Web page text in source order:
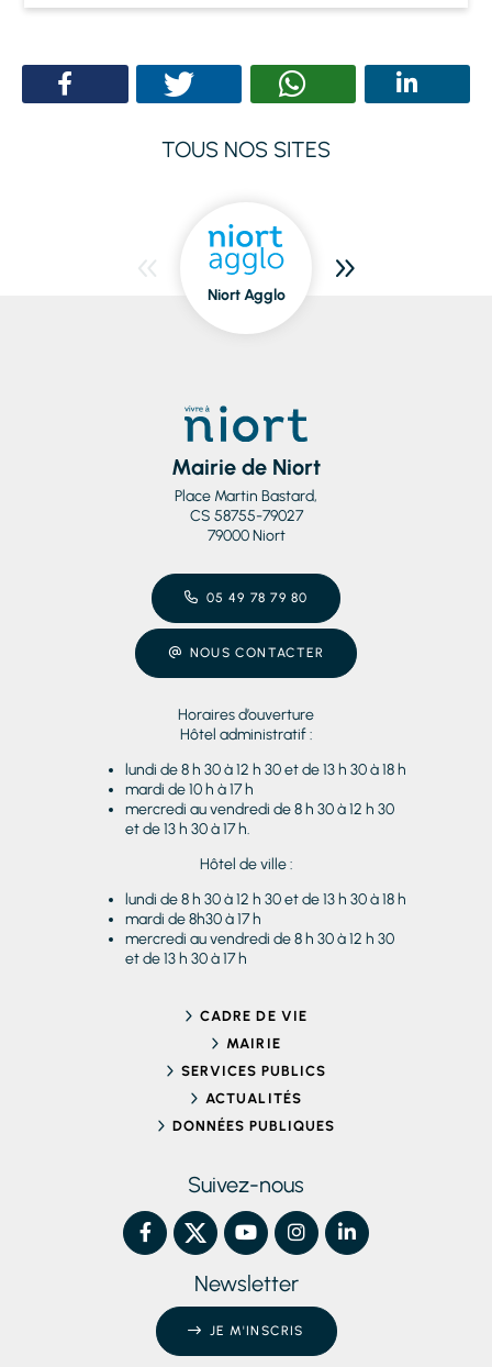
TOUS NOS SITES
Niort Agglo
Mairie de Niort
Place Martin Bastard,
CS 58755-79027
79000 Niort
05 49 78 79 80
NOUS CONTACTER
Horaires d’ouverture
Hôtel administratif :
lundi de 8 h 30 à 12 h 30 et de 13 h 30 à 18 h
mardi de 10 h à 17 h
mercredi au vendredi de 8 h 30 à 12 h 30
et de 13 h 30 à 17 h.
Hôtel de ville :
lundi de 8 h 30 à 12 h 30 et de 13 h 30 à 18 h
mardi de 8h30 à 17 h
mercredi au vendredi de 8 h 30 à 12 h 30
et de 13 h 30 à 17 h
CADRE DE VIE
MAIRIE
SERVICES PUBLICS
ACTUALITÉS
DONNÉES PUBLIQUES
Suivez-nous
Newsletter
JE M'INSCRIS